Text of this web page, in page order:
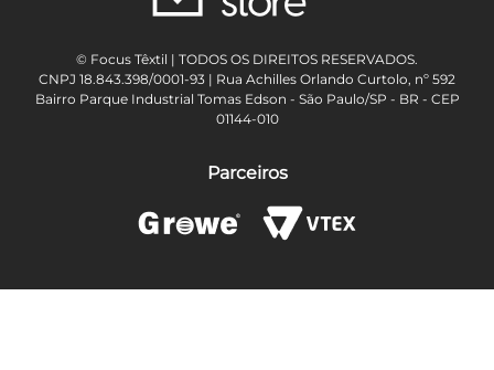
© Focus Têxtil | TODOS OS DIREITOS RESERVADOS.
CNPJ 18.843.398/0001-93 | Rua Achilles Orlando Curtolo, nº 592
Bairro Parque Industrial Tomas Edson - São Paulo/SP - BR - CEP
01144-010
Parceiros